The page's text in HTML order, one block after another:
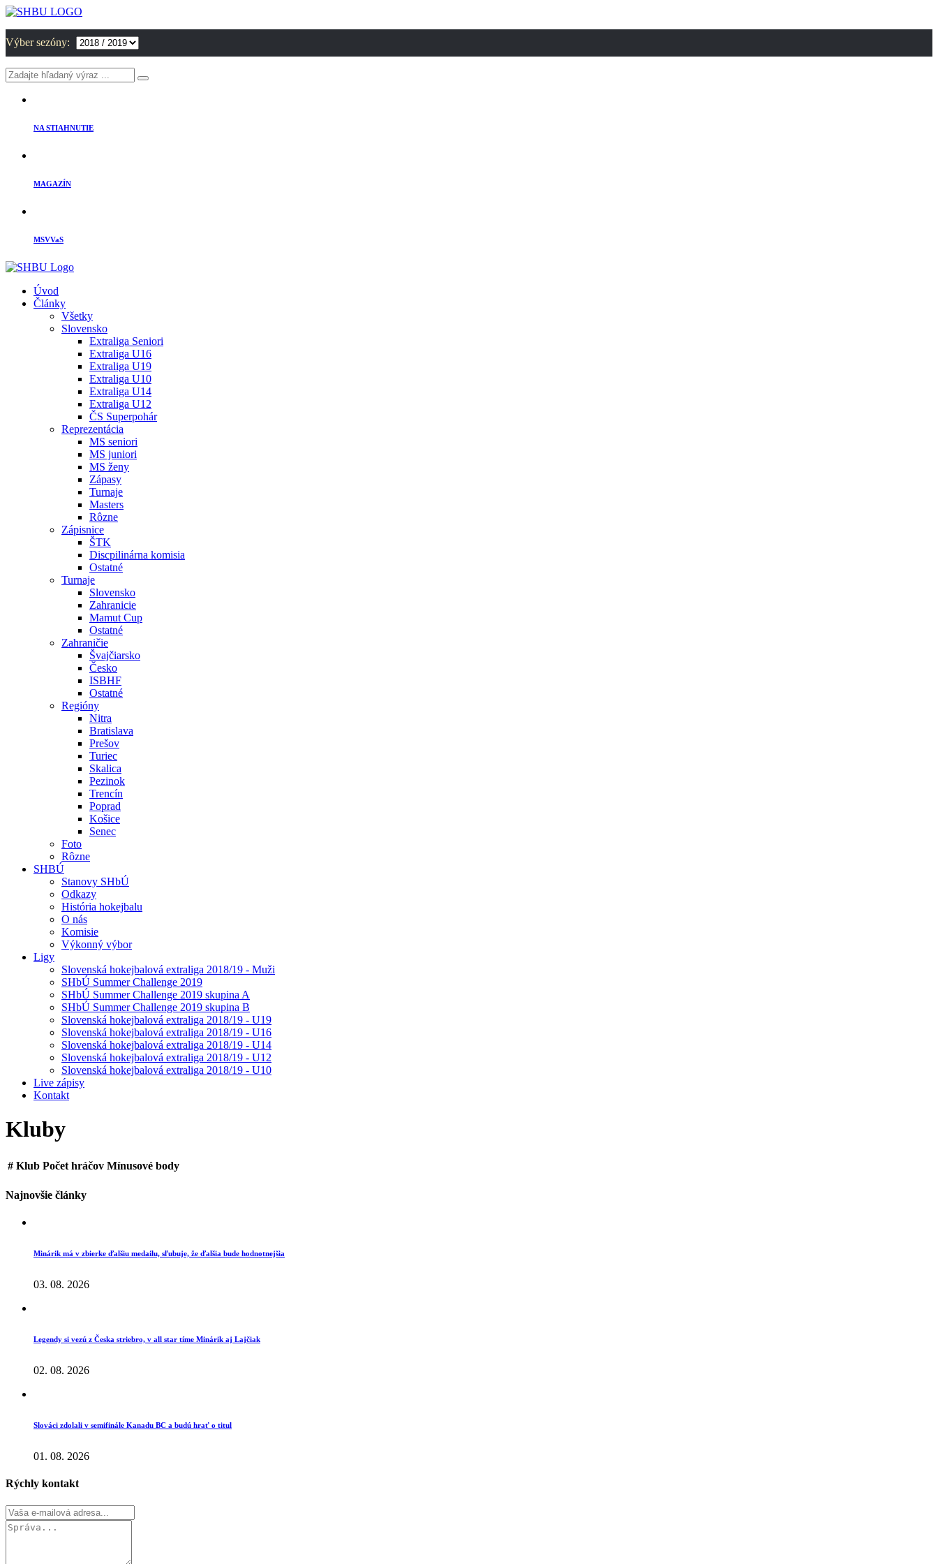
Výber sezóny:
NA STIAHNUTIE
MAGAZÍN
MSVVaS
Úvod
Články
Všetky
Slovensko
Extraliga Seniori
Extraliga U16
Extraliga U19
Extraliga U10
Extraliga U14
Extraliga U12
ČS Superpohár
Reprezentácia
MS seniori
MS juniori
MS ženy
Zápasy
Turnaje
Masters
Rôzne
Zápisnice
ŠTK
Discpilinárna komisia
Ostatné
Turnaje
Slovensko
Zahranicie
Mamut Cup
Ostatné
Zahraničie
Švajčiarsko
Česko
ISBHF
Ostatné
Regióny
Nitra
Bratislava
Prešov
Turiec
Skalica
Pezinok
Trencín
Poprad
Košice
Senec
Foto
Rôzne
SHBÚ
Stanovy SHbÚ
Odkazy
História hokejbalu
O nás
Komisie
Výkonný výbor
Ligy
Slovenská hokejbalová extraliga 2018/19 - Muži
SHbÚ Summer Challenge 2019
SHbÚ Summer Challenge 2019 skupina A
SHbÚ Summer Challenge 2019 skupina B
Slovenská hokejbalová extraliga 2018/19 - U19
Slovenská hokejbalová extraliga 2018/19 - U16
Slovenská hokejbalová extraliga 2018/19 - U14
Slovenská hokejbalová extraliga 2018/19 - U12
Slovenská hokejbalová extraliga 2018/19 - U10
Live zápisy
Kontakt
Kluby
# Klub Počet hráčov Mínusové body
Najnovšie články
Minárik má v zbierke ďalšiu medailu, sľubuje, že ďalšia bude hodnotnejšia
03. 08. 2026
Legendy si vezú z Česka striebro, v all star tíme Minárik aj Lajčiak
02. 08. 2026
Slováci zdolali v semifinále Kanadu BC a budú hrať o titul
01. 08. 2026
Rýchly kontakt